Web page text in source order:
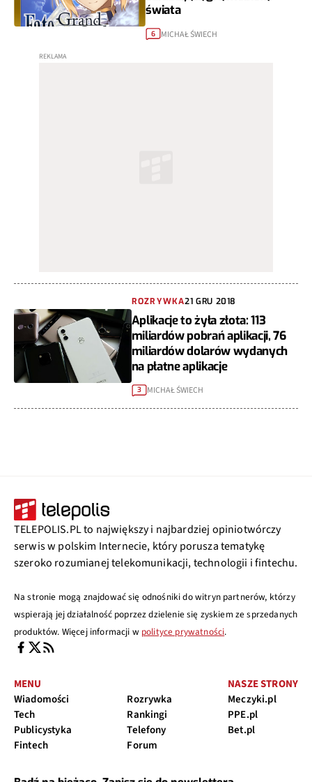
świata
6 MICHAŁ ŚWIECH
ROZRYWKA21 GRU 2018
Aplikacje to żyła złota: 113
miliardów pobrań aplikacji, 76
miliardów dolarów wydanych
na płatne aplikacje
3 MICHAŁ ŚWIECH
TELEPOLIS.PL to największy i najbardziej opiniotwórczy
serwis w polskim Internecie, który porusza tematykę
szeroko rozumianej telekomunikacji, technologii i fintechu.
Na stronie mogą znajdować się odnośniki do witryn partnerów, którzy
wspierają jej działalność poprzez dzielenie się zyskiem ze sprzedanych
produktów. Więcej informacji w polityce prywatności.
MENU
Wiadomości
Tech
Publicystyka
Fintech
Rozrywka
Rankingi
Telefony
Forum
NASZE STRONY
Meczyki.pl
PPE.pl
Bet.pl